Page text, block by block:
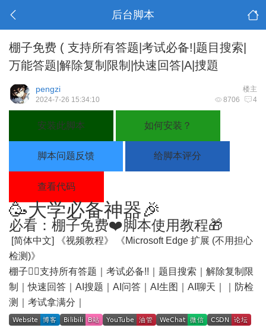
后台脚本
棚子免费 ( 支持所有答题|考试必备!|题目搜索|
万能答题|解除复制限制|快速回答|A|捜題
楼主
pengzi
8706 4
2024-7-26 15:34:10
安装此脚本 如何安装？
脚本问题反馈 给脚本评分
查看代码
🥳大学必备神器🎉
必看：棚子免费❤️脚本使用教程🎁
[简体中文] 《视频教程》
《Microsoft Edge 扩展 (不用担心
检测)》
棚子🙆‍♂️支持所有答题｜考试必备!!｜题目搜索｜解除复制限
制｜快速回答｜AI搜题｜AI问答｜AI生图｜AI聊天｜｜防检
测｜考试拿满分｜